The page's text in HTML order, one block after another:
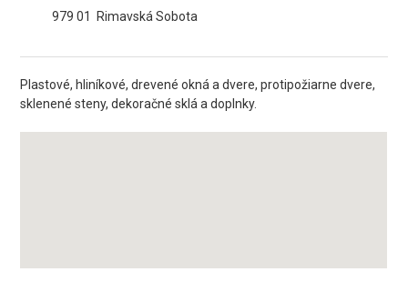
979 01
Rimavská Sobota
Plastové, hliníkové, drevené okná a dvere, protipožiarne dvere,
sklenené steny, dekoračné sklá a doplnky.